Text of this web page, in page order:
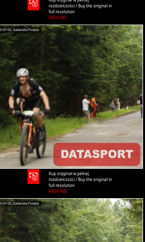
rozdzielczości / Buy the original in
full resolution
HIGH-RES
Kup oryginał w pełnej
rozdzielczości / Buy the original in
full resolution
HIGH-RES